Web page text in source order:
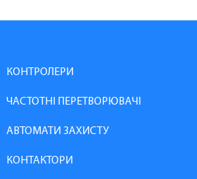
КОНТРОЛЕРИ
ЧАСТОТНІ ПЕРЕТВОРЮВАЧІ
АВТОМАТИ ЗАХИСТУ
КОНТАКТОРИ